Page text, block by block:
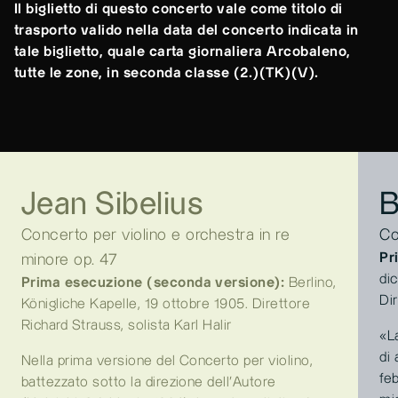
Il biglietto di questo concerto vale come titolo di
trasporto valido nella data del concerto indicata in
tale biglietto, quale carta giornaliera Arcobaleno,
tutte le zone, in seconda classe (2.)(TK)(V).
Jean Sibelius
Concerto per violino e orchestra in re
minore op. 47
Prima esecuzione (seconda versione): Berlino,
Königliche Kapelle, 19 ottobre 1905. Direttore
Richard Strauss, solista Karl Halir
Nella prima versione del Concerto per violino,
battezzato sotto la direzione dell’Autore
di